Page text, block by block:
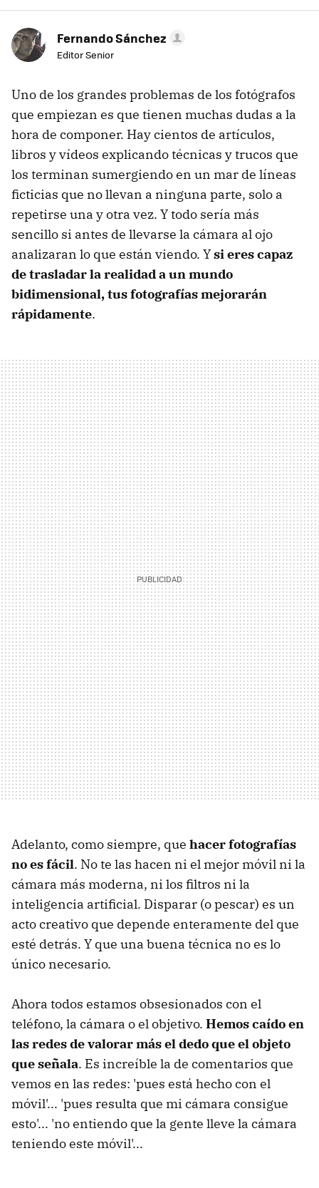
Fernando Sánchez
Editor Senior
Uno de los grandes problemas de los fotógrafos
que empiezan es que tienen muchas dudas a la
hora de componer. Hay cientos de artículos,
libros y vídeos explicando técnicas y trucos que
los terminan sumergiendo en un mar de líneas
ficticias que no llevan a ninguna parte, solo a
repetirse una y otra vez. Y todo sería más
sencillo si antes de llevarse la cámara al ojo
analizaran lo que están viendo. Ysi eres capaz
de trasladar la realidad a un mundo
bidimensional, tus fotografías mejorarán
rápidamente.
Adelanto, como siempre, que hacer fotografías
no es fácil. No te las hacen ni el mejor móvil ni la
cámara más moderna, ni los filtros ni la
inteligencia artificial. Disparar (o pescar) es un
acto creativo que depende enteramente del que
esté detrás. Y que una buena técnica no es lo
único necesario.
Ahora todos estamos obsesionados con el
teléfono, la cámara o el objetivo. Hemos caído en
las redes de valorar más el dedo que el objeto
que señala. Es increíble la de comentarios que
vemos en las redes: 'pues está hecho con el
móvil'... 'pues resulta que mi cámara consigue
esto'... 'no entiendo que la gente lleve la cámara
teniendo este móvil'...